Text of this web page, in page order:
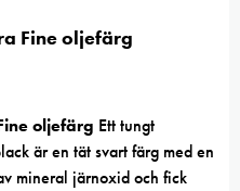
Fine oljefärg
oljefärg Ett tungt
är en tät svart färg med en
mineral järnoxid och fick